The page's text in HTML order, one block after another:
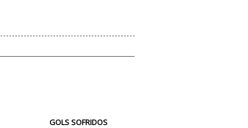
GOLS SOFRIDOS